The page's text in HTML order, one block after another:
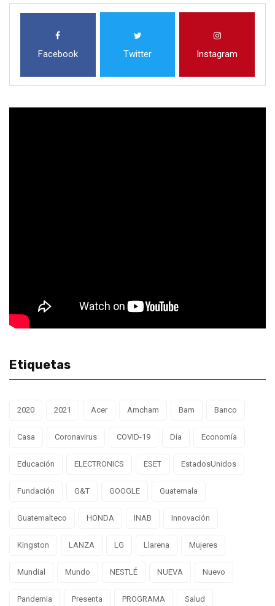
Facebook Twitter Instagram
Etiquetas
2020 2021 Acer Amcham Bam Banco
Casa Coronavirus COVID-19 Día Economía
Educación ELECTRONICS ESET EstadosUnidos
Fundación G&T GOOGLE Guatemala
Guatemalteco HONDA INAB Innovación
Kingston LANZA LG Llarena Mujeres
Mundial Mundo NESTLÉ NUEVA Nuevo
Pandemia Presenta PROGRAMA Salud